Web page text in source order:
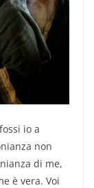
io a
non
di me,
è vera. Voi